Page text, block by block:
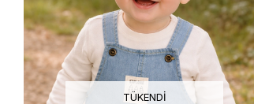
TÜKENDI